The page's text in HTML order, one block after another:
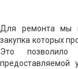
Для ремонта мы
закупка которых
Это позволило
предоставляемой